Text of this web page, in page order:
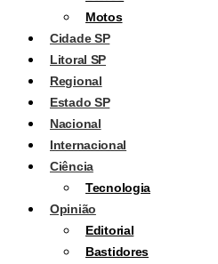
Motos
Cidade SP
Litoral SP
Regional
Estado SP
Nacional
Internacional
Ciência
Tecnologia
Opinião
Editorial
Bastidores